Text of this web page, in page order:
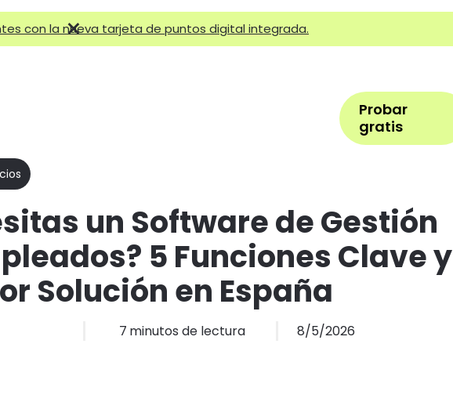
con la nueva tarjeta de puntos digital integrada.
×
Probar
gratis
un Software de Gestión
5 Funciones Clave y
Solución en España
7 minutos de lectura 8/5/2026